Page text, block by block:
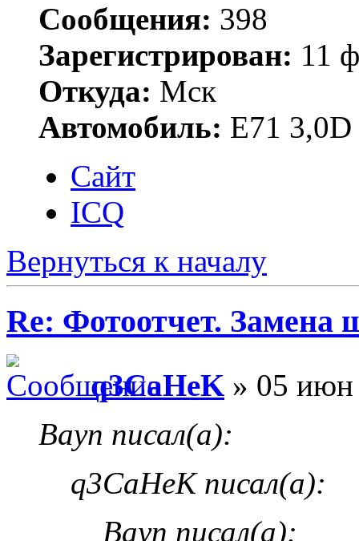
Сообщения: 398
Зарегистрирован: 11
Откуда: Мск
Автомобиль: Е71 3,0D
Сайт
ICQ
Вернуться к началу
Re: Фотоотчет. Замена
q3CaHeK » 05 июн
Bayn писал(а):
q3CaHeK писал(а):
Bayn писал(а):